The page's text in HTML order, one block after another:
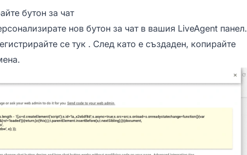
бутон за чат
нов бутон за чат в вашия LiveAgent панел.
се тук . След като е създаден, копирайте